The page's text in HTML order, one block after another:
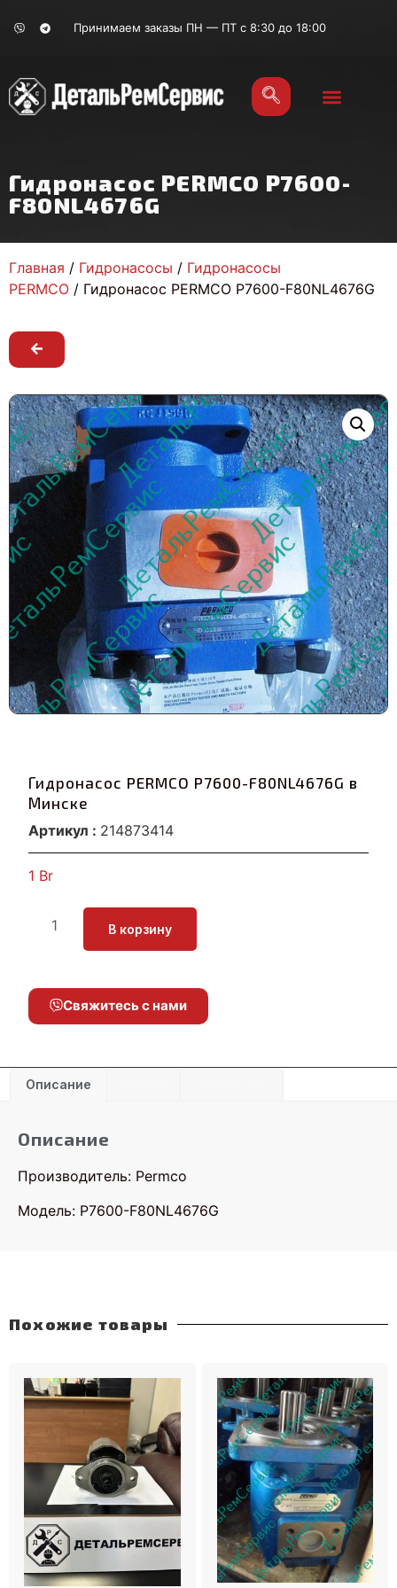
Принимаем заказы ПН — ПТ с 8:30 до 18:00
Гидронасос PERMCO P7600-
F80NL4676G
Главная / Гидронасосы / Гидронасосы
PERMCO / Гидронасос PERMCO P7600-F80NL4676G
Гидронасос PERMCO P7600-F80NL4676G в
Минске
Артикул : 214873414
1 Br
В корзину
Свяжитесь с нами
Описание
Описание
Производитель: Permco
Модель: P7600-F80NL4676G
Похожие товары